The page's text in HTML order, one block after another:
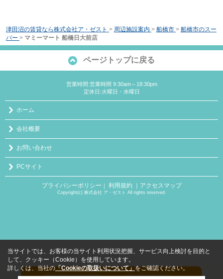
津田沼の賃貸なら株式会社ア・ゼスト > 周辺施設案内 > 船橋市 > 船橋市のスー
パー > マミーマート 船橋日大前店
ページトップに戻る
営業時間:営業時間 9:30am～18:30pm
定休日:火曜日・水曜日
ホーム
会社概要
お問い合わせ
PCサイト
プライバシーポリシー ｜ 利用規約 ｜アクセスマップ
Copyright(c) 株式会社 ア・ゼスト All rights reserved.
当サイトでは、お客様の当サイト利用状況把握、サービス向上検討を目的と
して、クッキー（Cookie）を使用しています。
詳しくは、当社の「Cookieの取扱いについて」をご確認ください。